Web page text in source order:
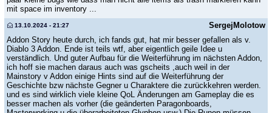
mit space im inventory ...
SergejMolotow
13.10.2024 - 21:27
Addon Story heute durch, ich fands gut, hat mir besser gefallen als v.
Diablo 3 Addon. Ende ist teils wtf, aber eigentlich geile Idee u
verständlich. Und guter Aufbau für die Weiterführung im nächsten Addon,
ich hoff sie machen daraus auch was gscheits ,auch weil in der
Mainstory v Addon einige Hints sind auf die Weiterführung der
Geschichte bzw nächste Gegner u Charaktere die zurückkehren werden.
und es sind wirklich viele kleine QoL Änderungen am Gameplay die es
besser machen als vorher (die geänderten Paragonboards,